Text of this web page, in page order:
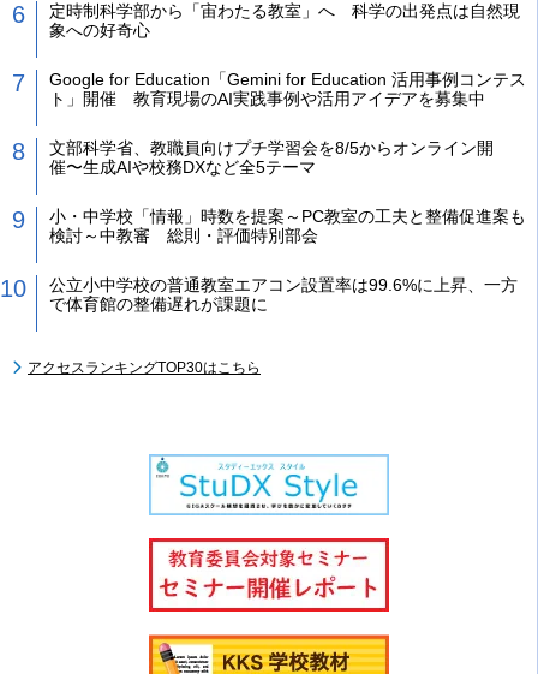
定時制科学部から「宙わたる教室」へ 科学の出発点は自然現
象への好奇心
Google for Education「Gemini for Education 活用事例コンテス
ト」開催 教育現場のAI実践事例や活用アイデアを募集中
文部科学省、教職員向けプチ学習会を8/5からオンライン開
催〜生成AIや校務DXなど全5テーマ
小・中学校「情報」時数を提案～PC教室の工夫と整備促進案も
検討～中教審 総則・評価特別部会
公立小中学校の普通教室エアコン設置率は99.6%に上昇、一方
で体育館の整備遅れが課題に
アクセスランキングTOP30はこちら